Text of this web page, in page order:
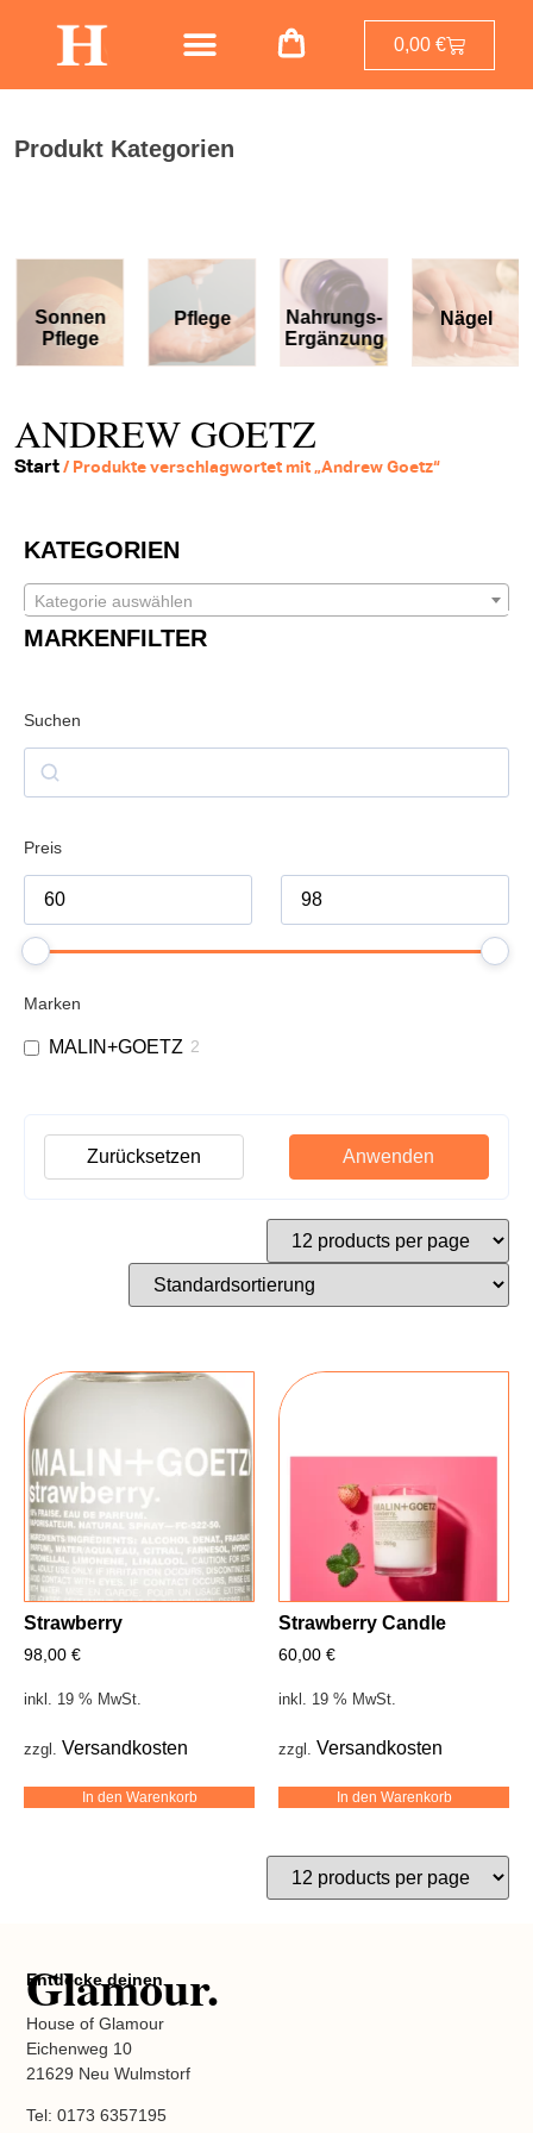
0,00€
Produkt Kategorien
Sonnen
Pflege
Pflege
Nahrungs-
Ergänzung
Nägel
ANDREW GOETZ
Start/ Produkte verschlagwortet mit „Andrew Goetz“
KATEGORIEN
Kategorie auswählen
MARKENFILTER
Suchen
Preis
Marken
MALIN+GOETZ 2
Anwenden
Zurücksetzen
Strawberry
98,00 €
inkl. 19 % MwSt.
zzgl. Versandkosten
In den Warenkorb
Strawberry Candle
60,00 €
inkl. 19 % MwSt.
zzgl. Versandkosten
In den Warenkorb
Entdecke deinen
Glamour.
House of Glamour
Eichenweg 10
21629 Neu Wulmstorf
Tel: 0173 6357195